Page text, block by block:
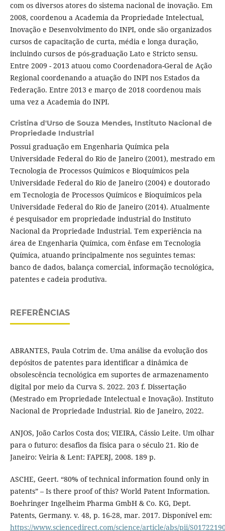
com os diversos atores do sistema nacional de inovação. Em
2008, coordenou a Academia da Propriedade Intelectual,
Inovação e Desenvolvimento do INPI, onde são organizados
cursos de capacitação de curta, média e longa duração,
incluindo cursos de pós-graduação Lato e Stricto sensu.
Entre 2009 - 2013 atuou como Coordenadora-Geral de Ação
Regional coordenando a atuação do INPI nos Estados da
Federação. Entre 2013 e março de 2018 coordenou mais
uma vez a Academia do INPI.
Cristina d'Urso de Souza Mendes, Instituto Nacional de
Propriedade Industrial
Possui graduação em Engenharia Química pela
Universidade Federal do Rio de Janeiro (2001), mestrado em
Tecnologia de Processos Químicos e Bioquímicos pela
Universidade Federal do Rio de Janeiro (2004) e doutorado
em Tecnologia de Processos Químicos e Bioquímicos pela
Universidade Federal do Rio de Janeiro (2014). Atualmente
é pesquisador em propriedade industrial do Instituto
Nacional da Propriedade Industrial. Tem experiência na
área de Engenharia Química, com ênfase em Tecnologia
Química, atuando principalmente nos seguintes temas:
banco de dados, balança comercial, informação tecnológica,
patentes e cadeia produtiva.
REFERÊNCIAS
ABRANTES, Paula Cotrim de. Uma análise da evolução dos
depósitos de patentes para identificar a dinâmica de
obsolescência tecnológica em suportes de armazenamento
digital por meio da Curva S. 2022. 203 f. Dissertação
(Mestrado em Propriedade Intelectual e Inovação). Instituto
Nacional de Propriedade Industrial. Rio de Janeiro, 2022.
ANJOS, João Carlos Costa dos; VIEIRA, Cássio Leite. Um olhar
para o futuro: desafios da física para o século 21. Rio de
Janeiro: Veiria & Lent: FAPERJ, 2008. 189 p.
ASCHE, Geert. “80% of technical information found only in
patents” – Is there proof of this? World Patent Information.
Boehringer Ingelheim Pharma GmbH & Co. KG, Dept.
Patents, Germany. v. 48, p. 16-28, mar. 2017. Disponível em:
https://www.sciencedirect.com/science/article/abs/pii/